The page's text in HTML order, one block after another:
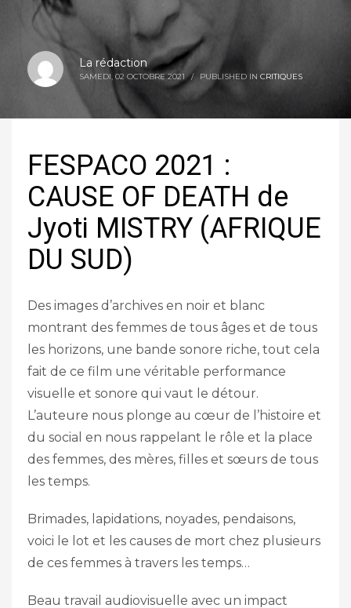
La rédaction
SAMEDI, 02 OCTOBRE 2021 / PUBLISHED IN CRITIQUES
FESPACO 2021 :
CAUSE OF DEATH de
Jyoti MISTRY (AFRIQUE
DU SUD)
Des images d’archives en noir et blanc
montrant des femmes de tous âges et de tous
les horizons, une bande sonore riche, tout cela
fait de ce film une véritable performance
visuelle et sonore qui vaut le détour.
L’auteure nous plonge au cœur de l’histoire et
du social en nous rappelant le rôle et la place
des femmes, des mères, filles et sœurs de tous
les temps.
Brimades, lapidations, noyades, pendaisons,
voici le lot et les causes de mort chez plusieurs
de ces femmes à travers les temps…
Beau travail audiovisuelle avec un impact